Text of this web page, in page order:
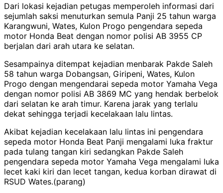
Dari lokasi kejadian petugas memperoleh informasi dari
sejumlah saksi menuturkan semula Panji 25 tahun warga
Karangwuni, Wates, Kulon Progo pengendara sepeda
motor Honda Beat dengan nomor polisi AB 3955 CP
berjalan dari arah utara ke selatan.
Sesampainya ditempat kejadian menbarak Pakde Saleh
58 tahun warga Dobangsan, Giripeni, Wates, Kulon
Progo dengan mengendarai sepeda motor Yamaha Vega
dengan nomor polisi AB 3869 MC yang hendak berbelok
dari selatan ke arah timur. Karena jarak yang terlalu
dekat sehingga terjadi kecelakaan lalu lintas.
Akibat kejadian kecelakaan lalu lintas ini pengendara
sepeda motor Honda Beat Panji mengalami luka fraktur
pada tulang tangan kiri sedangkan Pakde Saleh
pengendara sepeda motor Yamaha Vega mengalami luka
lecet kaki kiri dan lecet tangan, kedua korban dirawat di
RSUD Wates.(parang)